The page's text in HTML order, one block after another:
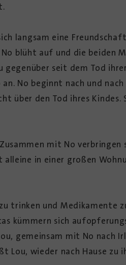
langsam eine
blüht auf und die beiden
seit dem Tod
No beginnt nach und nach
über den Tod ihres
mit No verbringen
in einer großen
trinken und Medikamente
kümmern sich
gemeinsam mit No nach
Lou, wieder nach Hause zu